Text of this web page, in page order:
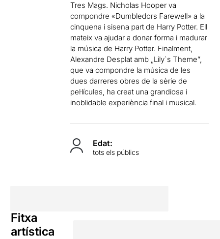
Tres Mags. Nicholas Hooper va
compondre «Dumbledors Farewell» a la
cinquena i sisena part de Harry Potter. Ell
mateix va ajudar a donar forma i madurar
la música de Harry Potter. Finalment,
Alexandre Desplat amb „Lily`s Theme”,
que va compondre la música de les
dues darreres obres de la sèrie de
pel·lícules, ha creat una grandiosa i
inoblidable experiència final i musical.
Edat:
tots els públics
Fitxa
artística